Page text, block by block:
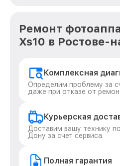
Ремонт
Xs10 в Ростове-
Комплексная
Определим проблему за
даже при отказе от
Курьерская
Доставим вашу технику
Дону за счет сервиса.
Полная гарантия